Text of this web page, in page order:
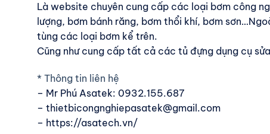
Là website chuyên cung cấp các loại bơm công
lượng, bơm bánh răng, bơm thổi khí, bơm
tùng các loại bơm kể trên.
Cũng như cung cấp tất cả các tủ đựng dụng cụ
* Thông tin liên hệ
– Mr Phú Asatek: 0932.155.687
– thietbicongnghiepasatek@gmail.com
– https://asatech.vn/